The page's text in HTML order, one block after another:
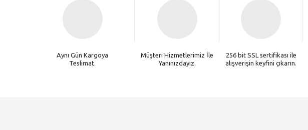
Aynı Gün Kargoya
Teslimat.
Müşteri Hizmetlerimiz İle
Yanınızdayız.
256 bit SSL sertifikası ile
alışverişin keyfini çıkarın.